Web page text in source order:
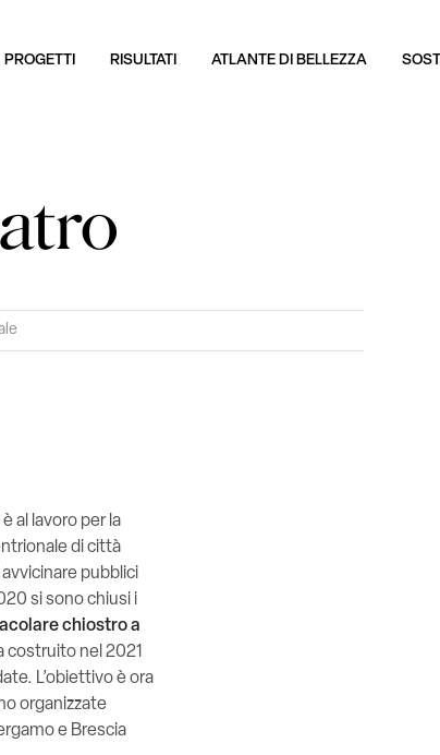
PROGETTI RISULTATI ATLANTE DI BELLEZZA
al lavoro per la
di città
pubblici
si sono chiusi i
chiostro a
costruito nel 2021
L’obiettivo è ora
organizzate
e Brescia